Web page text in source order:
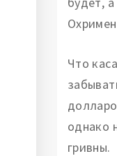
Что
однако